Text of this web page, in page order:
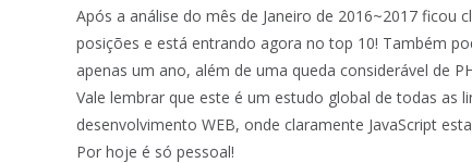
Após a análise do mês de Janeiro de 2016~2017 ficou
posições e está entrando agora no top 10! Também
apenas um ano, além de uma queda considerável de
Vale lembrar que este é um estudo global de todas as
desenvolvimento WEB, onde claramente JavaScript
Por hoje é só pessoal!